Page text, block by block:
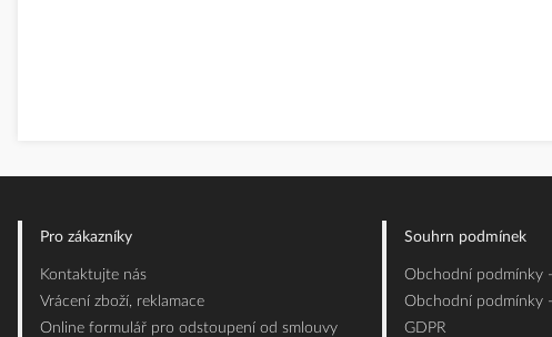
Pro zákazníky
Kontaktujte nás
Vrácení zboží, reklamace
Online formulář pro odstoupení od smlouvy
Souhrn podmínek
Obchodní podmínky
Obchodní podmínky
GDPR